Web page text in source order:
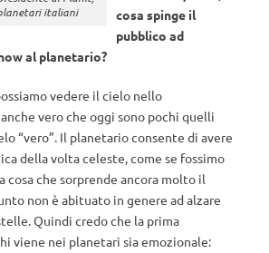
italiani
cosa spinge il
pubblico ad
al planetario?
vedere il cielo nello
anche vero che oggi sono pochi quelli
“vero”. Il planetario consente di avere
della volta celeste, come se fossimo
cosa che sorprende ancora molto il
non è abituato in genere ad alzare
Quindi credo che la prima
viene nei planetari sia emozionale: